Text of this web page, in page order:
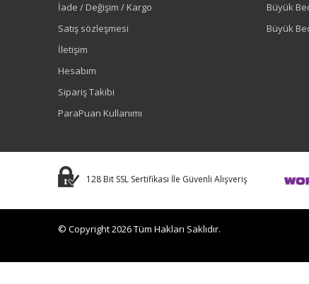
İade / Değişim / Kargo
Satış sözleşmesi
İletişim
Hesabım
Sipariş Takibi
ParaPuan Kullanımı
Büyük
Büyük
128 Bit SSL Sertifikası İle Güvenli Alışveriş
© Copyright 2026 Tüm Hakları Saklıdır.